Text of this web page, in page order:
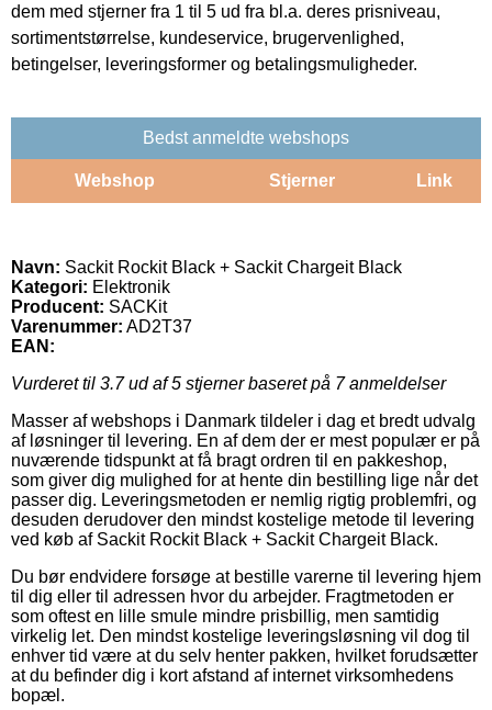
dem med stjerner fra 1 til 5 ud fra bl.a. deres prisniveau,
sortimentstørrelse, kundeservice, brugervenlighed,
betingelser, leveringsformer og betalingsmuligheder.
Bedst anmeldte webshops
Webshop Stjerner Link
Navn: Sackit Rockit Black + Sackit Chargeit Black
Kategori: Elektronik
Producent: SACKit
Varenummer: AD2T37
EAN:
Vurderet til 3.7ud af 5 stjerner baseret på 7anmeldelser
Masser af webshops i Danmark tildeler i dag et bredt udvalg
af løsninger til levering. En af dem der er mest populær er på
nuværende tidspunkt at få bragt ordren til en pakkeshop,
som giver dig mulighed for at hente din bestilling lige når det
passer dig. Leveringsmetoden er nemlig rigtig problemfri, og
desuden derudover den mindst kostelige metode til levering
ved køb af Sackit Rockit Black + Sackit Chargeit Black.
Du bør endvidere forsøge at bestille varerne til levering hjem
til dig eller til adressen hvor du arbejder. Fragtmetoden er
som oftest en lille smule mindre prisbillig, men samtidig
virkelig let. Den mindst kostelige leveringsløsning vil dog til
enhver tid være at du selv henter pakken, hvilket forudsætter
at du befinder dig i kort afstand af internet virksomhedens
bopæl.